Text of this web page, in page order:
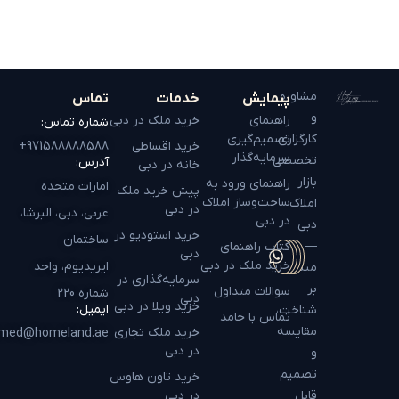
مشاوره
کارگزاری
تخصصی
بازار
املاک
دبی
مبتنی
شناخت،
مقایسه
تصمیم
پیمایش
راهنمای
تصمیم‌گیری
سرمایه‌گذار
راهنمای ورود به
ساخت‌وساز املاک
در دبی
کتاب راهنمای
خرید ملک در دبی
سوالات متداول
تماس با حامد
خدمات
خرید ملک در دبی
خرید اقساطی
خانه در دبی
پیش خرید ملک
در دبی
خرید استودیو در
دبی
سرمایه‌گذاری در
دبیخرید ویلا در دبی
خرید ملک تجاری
در دبی
خرید تاون هاوس
تماس
شماره تماس:
971588888588+
آدرس:
امارات متحده
عربی، دبی، البرشا،
ساختمان
ایریدیوم، واحد
شماره 220
ایمیل:
hamed@homeland.ae